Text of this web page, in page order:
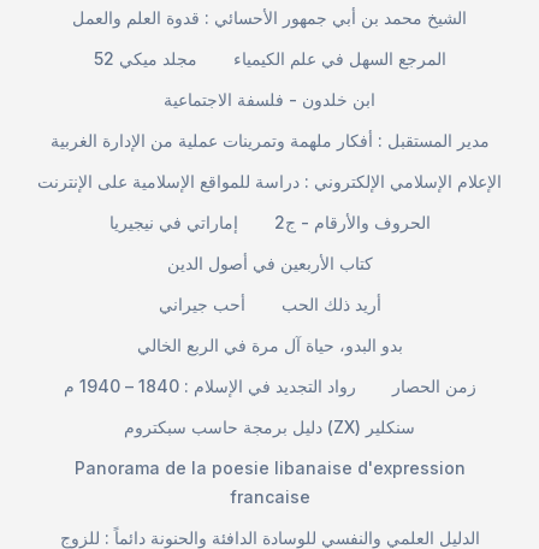
الشيخ محمد بن أبي جمهور الأحسائي : قدوة العلم والعمل
مجلد ميكي 52
المرجع السهل في علم الكيمياء
ابن خلدون - فلسفة الاجتماعية
مدير المستقبل : أفكار ملهمة وتمرينات عملية من الإدارة الغربية
الإعلام الإسلامي الإلكتروني : دراسة للمواقع الإسلامية على الإنترنت
إماراتي في نيجيريا
الحروف والأرقام - ج2
كتاب الأربعين في أصول الدين
أحب جيراني
أريد ذلك الحب
بدو البدو، حياة آل مرة في الربع الخالي
رواد التجديد في الإسلام : 1840 – 1940 م
زمن الحصار
دليل برمجة حاسب سبكتروم (ZX) سنكلير
Panorama de la poesie libanaise d'expression
francaise
الدليل العلمي والنفسي للوسادة الدافئة والحنونة دائماً : للزوج